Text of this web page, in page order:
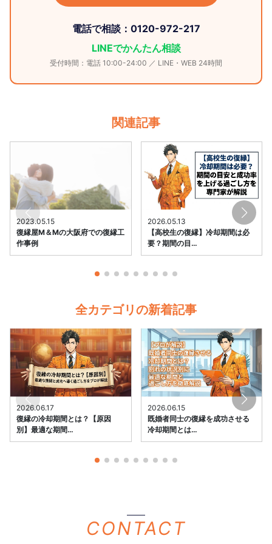
電話で相談：0120-972-217
LINEでかんたん相談
受付時間：電話 10:00-24:00 ／ LINE・WEB 24時間
関連記事
2023.05.15
復縁屋M＆Mの大阪府での復縁工
作事例
2026.05.13
【高校生の復縁】冷却期間は必
要？期間の目…
全カテゴリの新着記事
2026.06.17
復縁の冷却期間とは？【原因
別】最適な期間…
2026.06.15
既婚者同士の復縁を成功させる
冷却期間とは…
CONTACT